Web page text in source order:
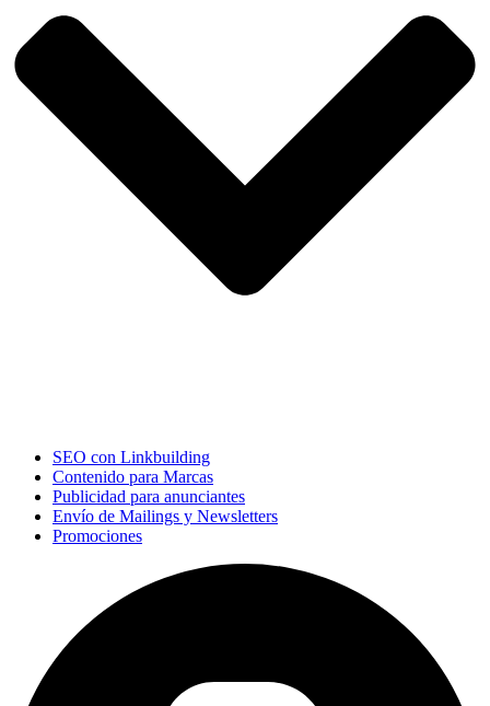
SEO con Linkbuilding
Contenido para Marcas
Publicidad para anunciantes
Envío de Mailings y Newsletters
Promociones